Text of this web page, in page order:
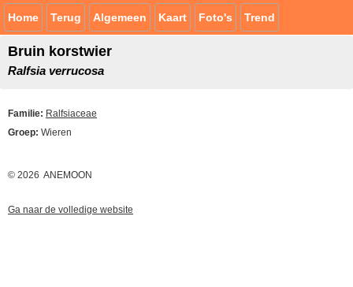
Home Terug Algemeen Kaart Foto's Trend
Bruin korstwier
Ralfsia verrucosa
Familie: Ralfsiaceae
Groep: Wieren
© 2026 ANEMOON
Ga naar de volledige website